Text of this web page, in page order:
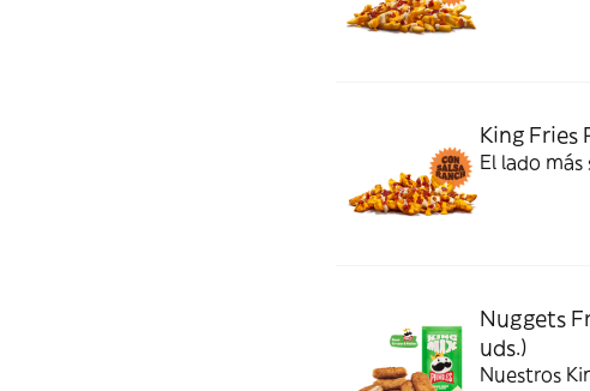
King Fries
El lado
Nuggets
uds.)
Nuestros